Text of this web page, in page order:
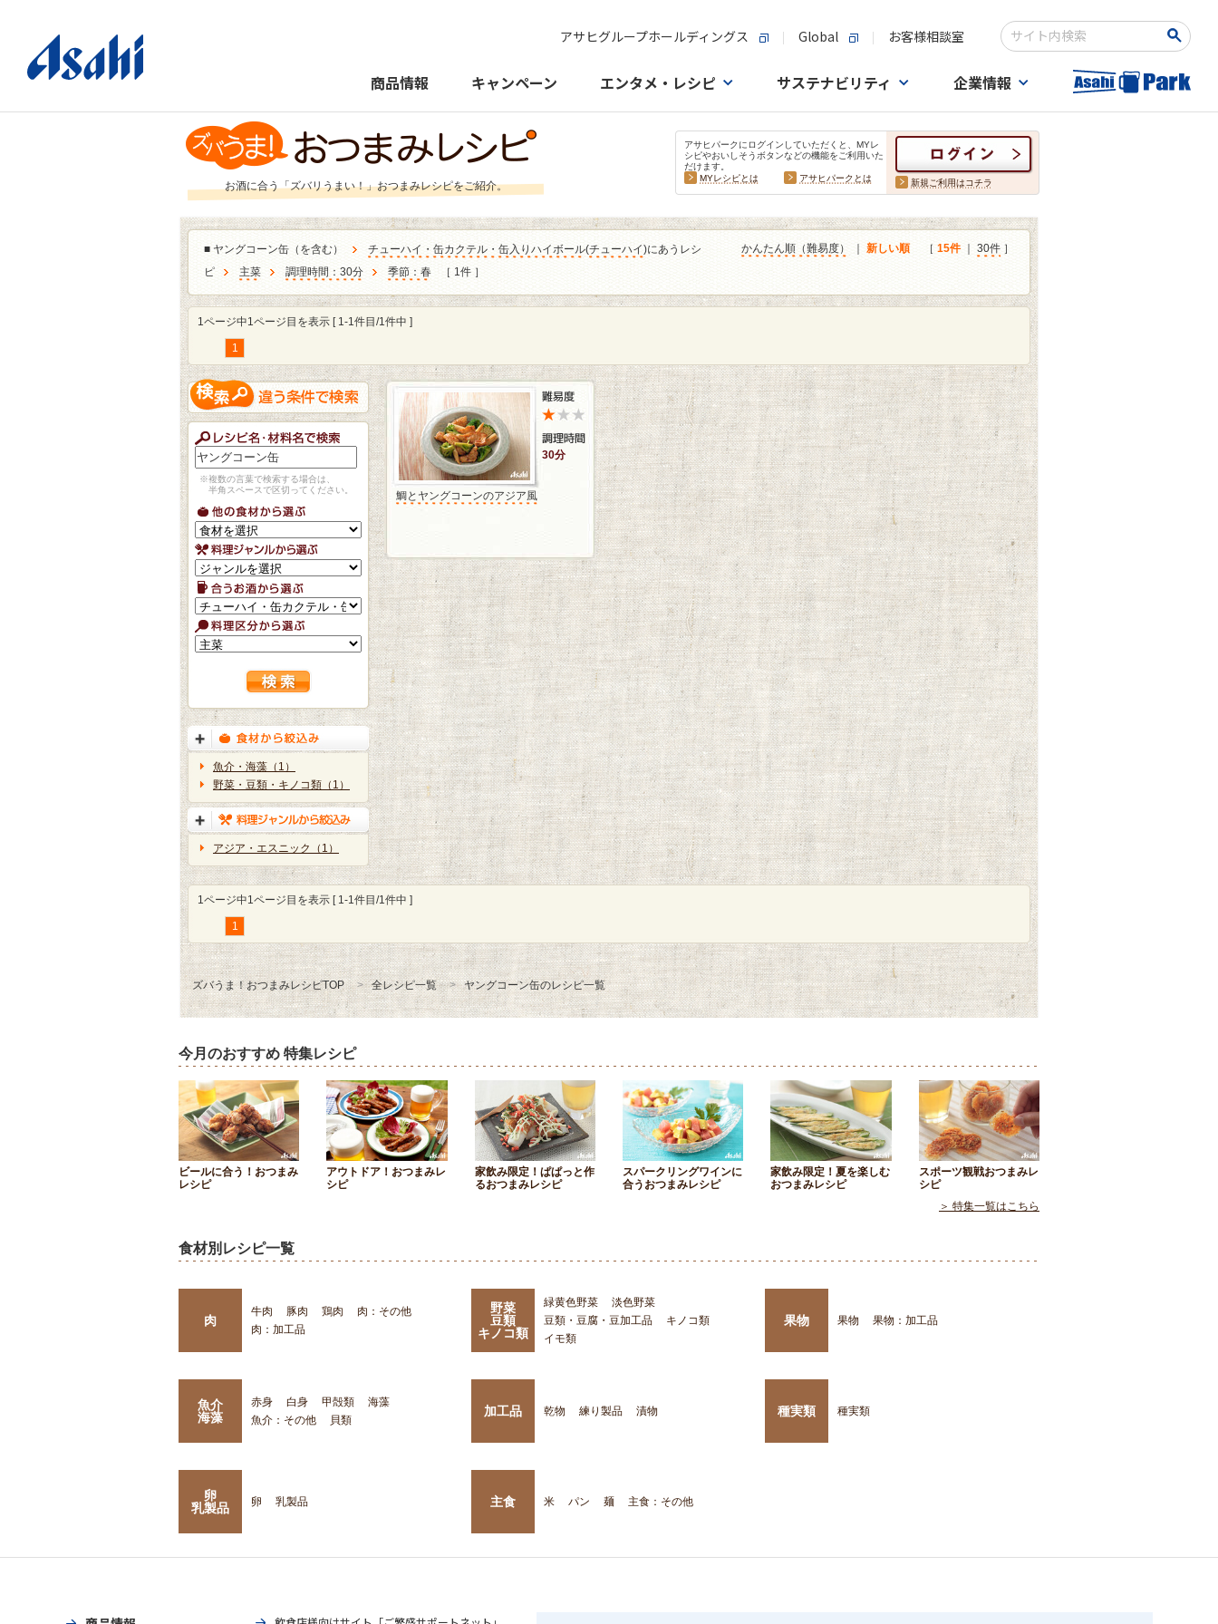
アサヒグループホールディングス Global お客様相談室
検索キーワード入力
商品情報 キャンペーン エンタメ・レシピ サステナビリティ 企業情報
お酒に合う「ズバリうまい！」おつまみレシピをご紹介。
アサヒパークにログインしていただくと、MYレ
シピやおいしそうボタンなどの機能をご利用いた
だけます。
MYレシピとは
アサヒパークとは 新規ご利用はコチラ
■ ヤングコーン缶（を含む） チューハイ・缶カクテル・缶入りハイボール(チューハイ)にあうレシ
ピ
主菜 調理時間：30分 季節：春 ［ 1件 ］
かんたん順（難易度） 新しい順 ［ 15件｜ 30件 ］
1ページ中1ページ目を表示 [ 1-1件目/1件中 ]
1
※複数の言葉で検索する場合は、
半角スペースで区切ってください。
魚介・海藻（1）
野菜・豆類・キノコ類（1）
アジア・エスニック（1）
30分
鯛とヤングコーンのアジア風
1ページ中1ページ目を表示 [ 1-1件目/1件中 ]
1
ズバうま！おつまみレシピTOP 全レシピ一覧 ヤングコーン缶のレシピ一覧
今月のおすすめ 特集レシピ
ビールに合う！おつまみ
レシピ
アウトドア！おつまみレ
シピ
家飲み限定！ぱぱっと作
るおつまみレシピ
スパークリングワインに
合うおつまみレシピ
家飲み限定！夏を楽しむ
おつまみレシピ
スポーツ観戦おつまみレ
シピ
＞ 特集一覧はこちら
食材別レシピ一覧
肉
牛肉 豚肉 鶏肉
肉：その他
肉：加工品
野菜
豆類
キノコ類
緑黄色野菜
淡色野菜
豆類・豆腐・豆加工品
キノコ類
イモ類
果物 果物 果物：加工品
魚介
海藻
赤身 白身 甲殻類
海藻
魚介：その他
貝類
加工品 乾物 練り製品 漬物 種実類 種実類
卵
乳製品
卵 乳製品 主食 米 パン 麺 主食：その他